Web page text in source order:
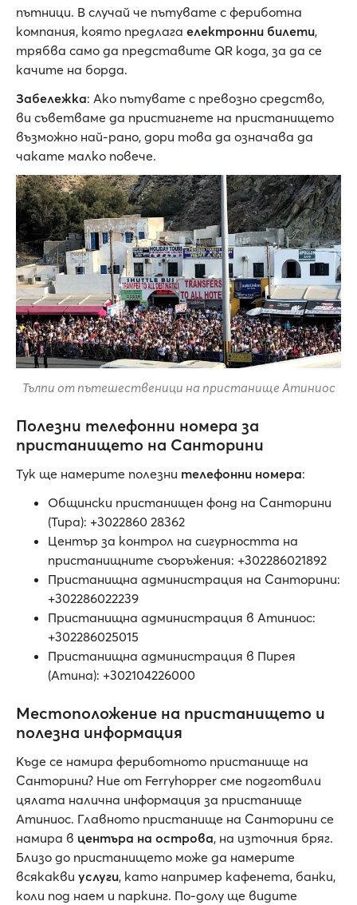
пътници. В случай че пътувате с фериботна
компания, която предлага електронни билети,
трябва само да представите QR кода, за да се
качите на борда.
Забележка: Ако пътувате с превозно средство,
ви съветваме да пристигнете на пристанището
възможно най-рано, дори това да означава да
чакате малко повече.
Тълпи от пътешественици на пристанище Атиниос
Полезни телефонни номера за
пристанището на Санторини
Тук ще намерите полезни телефонни номера:
Общински пристанищен фонд на Санторини
(Тира): +3022860 28362
Център за контрол на сигурността на
пристанищните съоръжения: +302286021892
Пристанищна администрация на Санторини:
+302286022239
Пристанищна администрация в Атиниос:
+302286025015
Пристанищна администрация в Пирея
(Атина): +302104226000
Местоположение на пристанището и
полезна информация
Къде се намира фериботното пристанище на
Санторини? Ние от Ferryhopper сме подготвили
цялата налична информация за пристанище
Атиниос. Главното пристанище на Санторини се
намира в центъра на острова, на източния бряг.
Близо до пристанището може да намерите
всякакви услуги, като например кафенета, банки,
коли под наем и паркинг. По-долу ще видите